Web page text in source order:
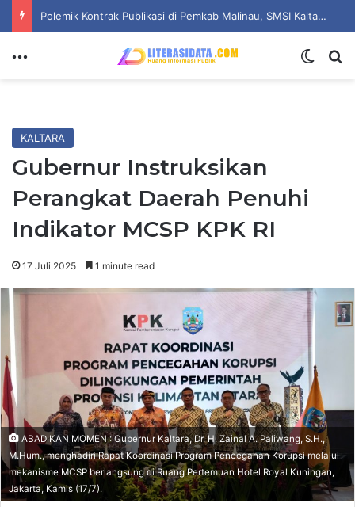
KALTARA
Gubernur Instruksikan
Perangkat Daerah Penuhi
Indikator MCSP KPK RI
17 Juli 2025 1 minute read
ABADIKAN MOMEN : Gubernur Kaltara, Dr. H. Zainal A. Paliwang, S.H.,
M.Hum., menghadiri Rapat Koordinasi Program Pencegahan Korupsi melalui
mekanisme MCSP berlangsung di Ruang Pertemuan Hotel Royal Kuningan,
Jakarta, Kamis (17/7).